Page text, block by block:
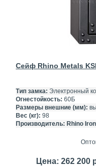
Сейф Rhino Metals
Тип замка: Электронный
Огнестойкость: 60Б
Размеры внешние (мм):
Вес (кг): 98
Производитель: Rhino
Цена: 262 200